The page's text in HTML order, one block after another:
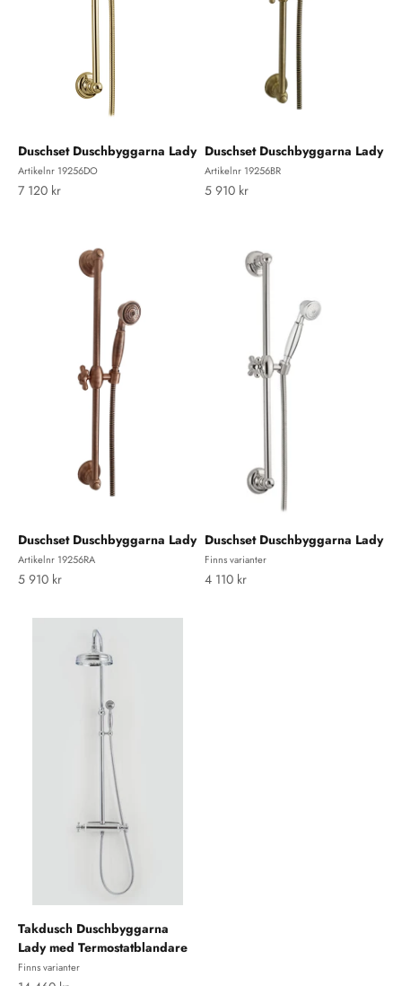
Duschset Duschbyggarna Lady
Artikelnr 19256DO
REA-pris
7 120 kr
Duschset Duschbyggarna Lady
Artikelnr 19256BR
REA-pris
5 910 kr
Duschset Duschbyggarna Lady
Artikelnr 19256RA
REA-pris
5 910 kr
Duschset Duschbyggarna Lady
Finns varianter
REA-pris
4 110 kr
Takdusch Duschbyggarna
Lady med Termostatblandare
Finns varianter